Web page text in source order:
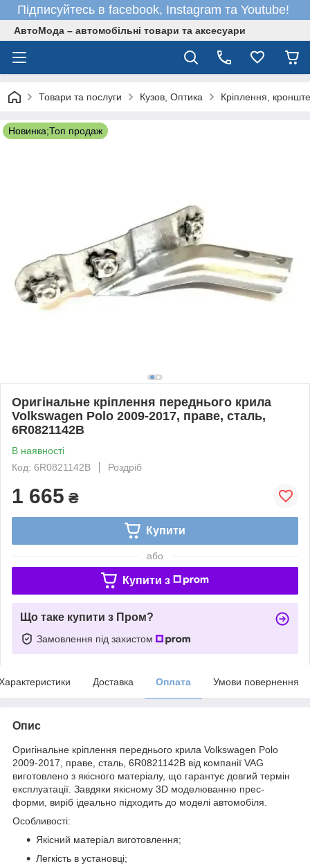
Підписуйтесь в facebook, Instagram та Youtube!
АвтоМода – автомобільні товари та аксесуари
Товари та послуги Кузов, Оптика Кріплення,
Новинка;Топ продаж
Оригінальне кріплення переднього крила
Volkswagen Polo 2009-2017, праве, сталь,
6R0821142B
В наявності
Код: 6R0821142B
Роздріб
1 665 ₴
Купити
або
Купити з
Що таке купити з Пром?
Замовлення під захистом
Доставка Оплата Умови повернення
Опис
Оригінальне кріплення переднього крила Volkswagen Polo
2009-2017, праве, сталь, 6R0821142B від компанії VAG
виготовлено з якісного матеріалу, що гарантує довгий термін
експлуатації. Завдяки якісному 3D моделюванню прес-
форми, виріб ідеально підходить до моделі автомобіля.
Особливості:
Якісний матеріал виготовлення;
Легкість в установці;